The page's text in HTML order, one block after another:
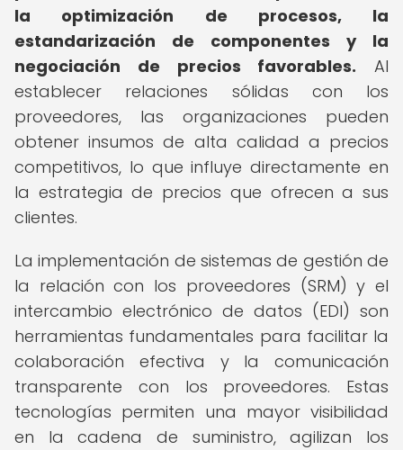
la optimización de procesos, la
estandarización de componentes y la
negociación de precios favorables. Al
establecer relaciones sólidas con los
proveedores, las organizaciones pueden
obtener insumos de alta calidad a precios
competitivos, lo que influye directamente en
la estrategia de precios que ofrecen a sus
clientes.
La implementación de sistemas de gestión de
la relación con los proveedores (SRM) y el
intercambio electrónico de datos (EDI) son
herramientas fundamentales para facilitar la
colaboración efectiva y la comunicación
transparente con los proveedores. Estas
tecnologías permiten una mayor visibilidad
en la cadena de suministro, agilizan los